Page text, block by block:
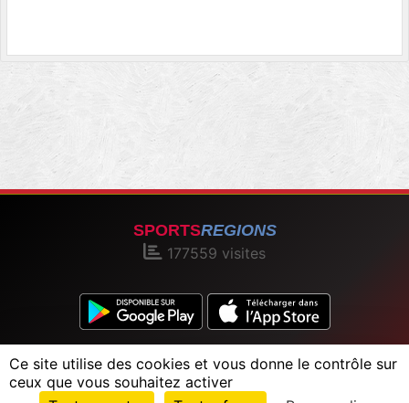
SPORTSREGIONS
177559 visites
Charte cookies
Gestion des cookies
Informations légales
Signaler un contenu inapproprié
Ce site utilise des cookies et vous donne le contrôle sur
ceux que vous souhaitez activer